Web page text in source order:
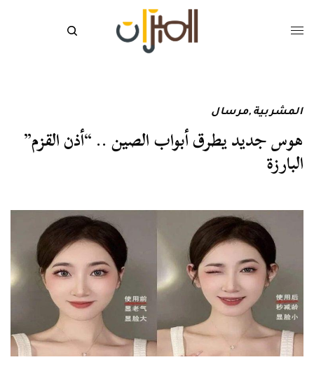
المشربية ,مرسال
هوس جديد يطرق أبواب الصين .. “أذن القزم”
البارزة